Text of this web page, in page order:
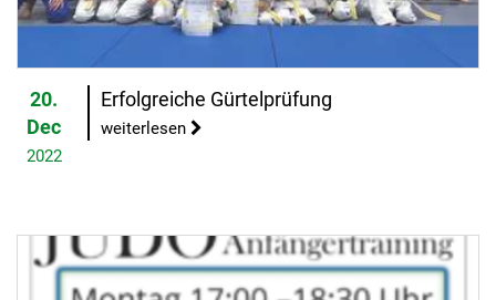
20.
Dec
2022
Erfolgreiche Gürtelprüfung
weiterlesen